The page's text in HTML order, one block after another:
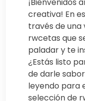
creativa! En
través de una
rwcetas que
paladar y te
¿Estás listo
de darle
leyendo para
selección de